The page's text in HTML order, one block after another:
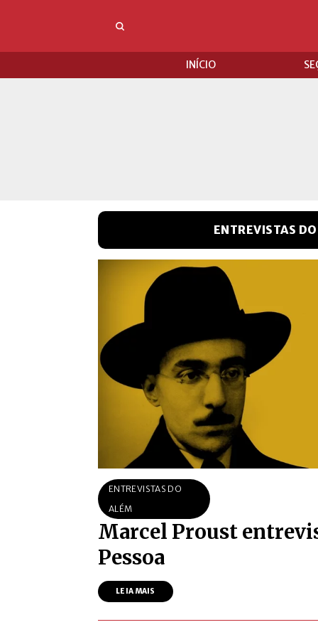
INÍCIO
ENTREVISTAS
ENTREVISTAS DO
ALÉM
Marcel Proust
Pessoa
LEIA MAIS